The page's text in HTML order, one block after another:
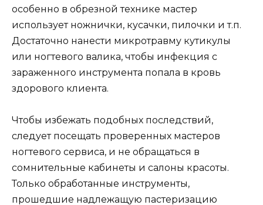
особенно в обрезной технике мастер
использует ножнички, кусачки, пилочки и т.п.
Достаточно нанести микротравму кутикулы
или ногтевого валика, чтобы инфекция с
зараженного инструмента попала в кровь
здорового клиента.
Чтобы избежать подобных последствий,
следует посещать проверенных мастеров
ногтевого сервиса, и не обращаться в
сомнительные кабинеты и салоны красоты.
Только обработанные инструменты,
прошедшие надлежащую пастеризацию